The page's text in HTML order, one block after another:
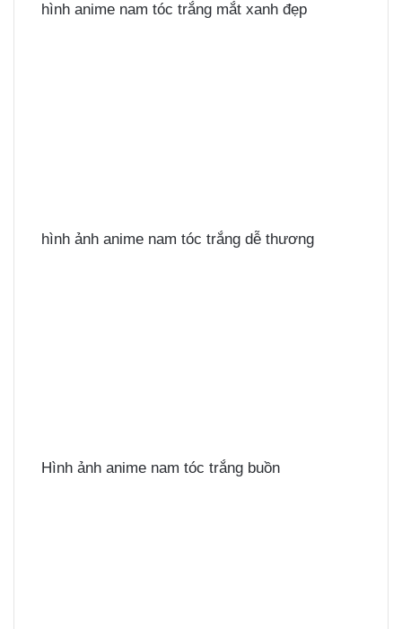
hình anime nam tóc trắng mắt xanh đẹp
hình ảnh anime nam tóc trắng dễ thương
Hình ảnh anime nam tóc trắng buồn